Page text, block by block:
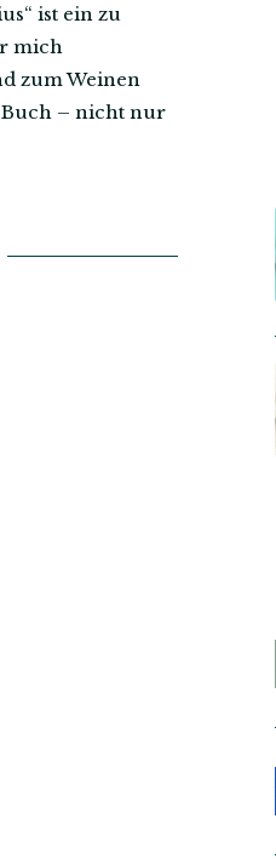
ist ein zu
mich
zum Weinen
Buch – nicht nur